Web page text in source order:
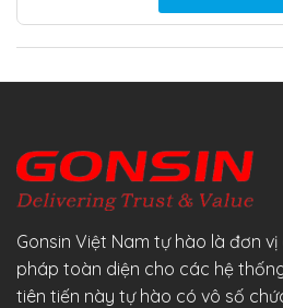
Gonsin Việt Nam tự hào là đơn
pháp toàn diện cho các hệ
tiên tiến này tự hào có vô số